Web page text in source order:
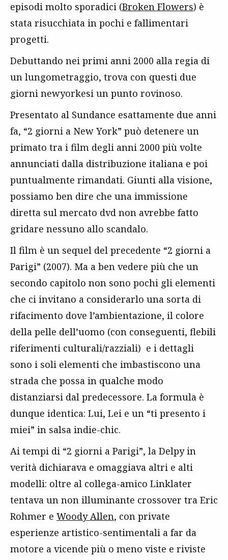
episodi molto sporadici (Broken Flowers) è
stata risucchiata in pochi e fallimentari
progetti.
Debuttando nei primi anni 2000 alla regia di
un lungometraggio, trova con questi due
giorni newyorkesi un punto rovinoso.
Presentato al Sundance esattamente due anni
fa, “2 giorni a New York” può detenere un
primato tra i film degli anni 2000 più volte
annunciati dalla distribuzione italiana e poi
puntualmente rimandati. Giunti alla visione,
possiamo ben dire che una immissione
diretta sul mercato dvd non avrebbe fatto
gridare nessuno allo scandalo.
Il film è un sequel del precedente “2 giorni a
Parigi” (2007). Ma a ben vedere più che un
secondo capitolo non sono pochi gli elementi
che ci invitano a considerarlo una sorta di
rifacimento dove l’ambientazione, il colore
della pelle dell’uomo (con conseguenti, flebili
riferimenti culturali/razziali) e i dettagli
sono i soli elementi che imbastiscono una
strada che possa in qualche modo
distanziarsi dal predecessore. La formula è
dunque identica: Lui, Lei e un “ti presento i
miei” in salsa indie-chic.
Ai tempi di “2 giorni a Parigi”, la Delpy in
verità dichiarava e omaggiava altri e alti
modelli: oltre al collega-amico Linklater
tentava un non illuminante crossover tra Eric
Rohmer e Woody Allen, con private
esperienze artistico-sentimentali a far da
motore a vicende più o meno viste e riviste